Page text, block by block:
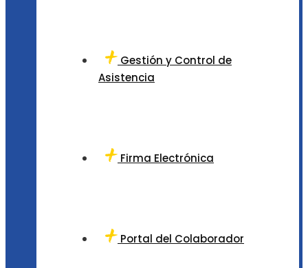
Gestión y Control de
Asistencia
Firma Electrónica
Portal del Colaborador